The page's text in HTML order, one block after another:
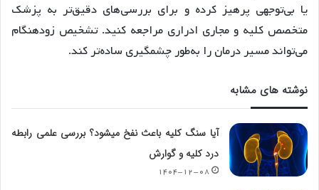
یا بی‌توجهی پرهیز کرده و برای بررسی‌های دقیق‌تر به پزشک
متخصص کلیه و مجاری ادراری مراجعه کنید. تشخیص زودهنگام
می‌تواند مسیر درمان را به‌طور چشمگیری ساده‌تر کند.
نوشته های مشابه
آیا سنگ کلیه باعث نفخ میشود؟ بررسی علمی رابطه
درد کلیه و گوارش
۱۴۰۴-۱۲-۰۸